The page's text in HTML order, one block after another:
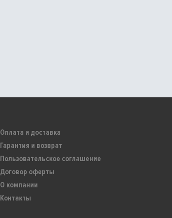
Оплата и доставка
Гарантия и возврат
Пользовательское соглашение
Договор оферты
О компании
Контакты